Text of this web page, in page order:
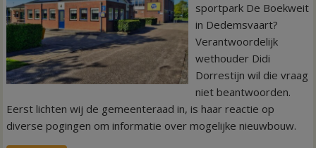
sportpark De Boekweit
in Dedemsvaart?
Verantwoordelijk
wethouder Didi
Dorrestijn wil die vraag
niet beantwoorden.
Eerst lichten wij de gemeenteraad in, is haar reactie op
diverse pogingen om informatie over mogelijke nieuwbouw.